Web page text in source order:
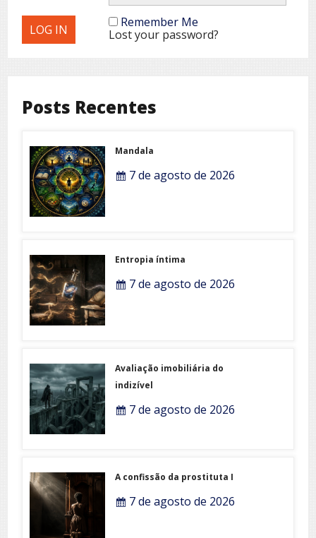
Remember Me
Lost your password?
Posts Recentes
Mandala
7 de agosto de 2026
Entropia íntima
7 de agosto de 2026
Avaliação imobiliária do
indizível
7 de agosto de 2026
A confissão da prostituta I
7 de agosto de 2026